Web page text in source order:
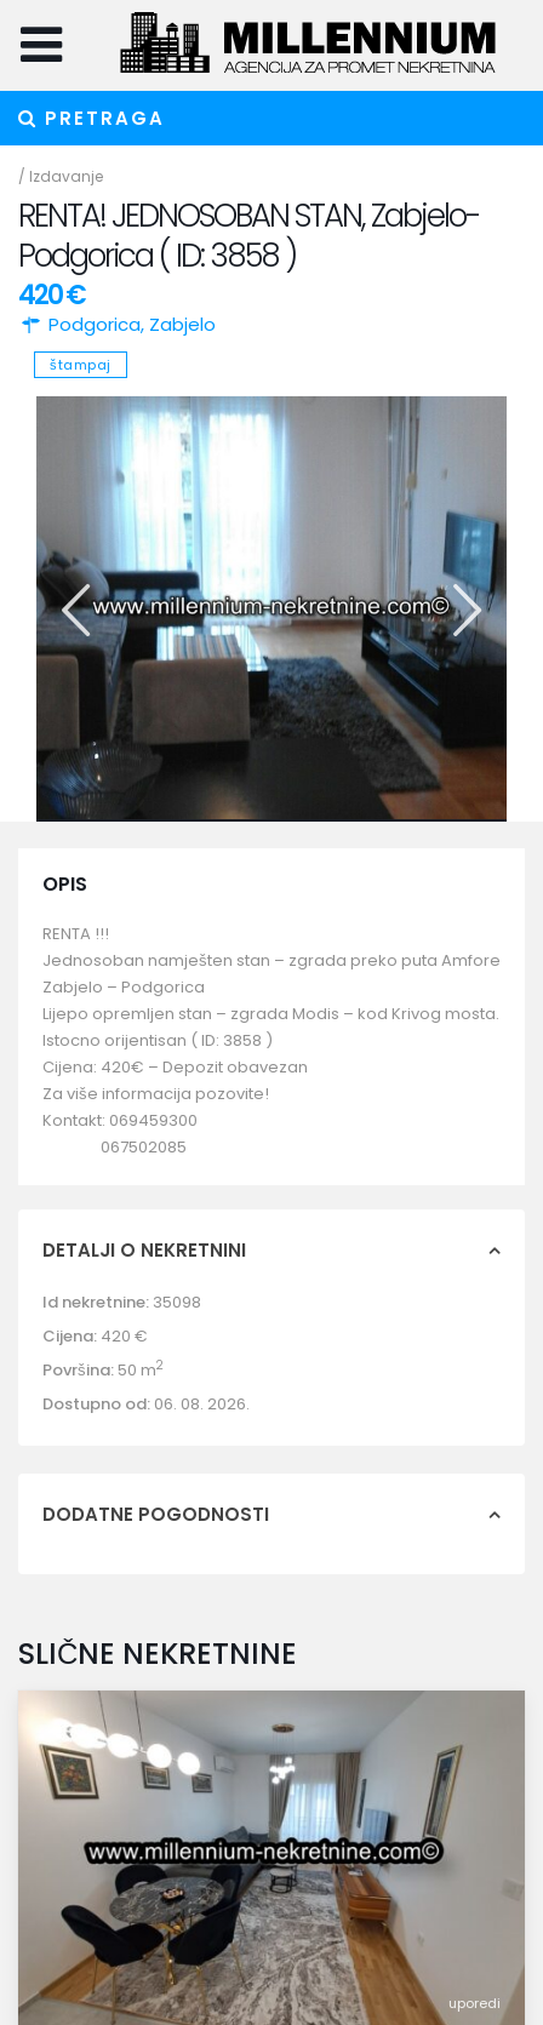
PRETRAGA
/ Izdavanje
RENTA! JEDNOSOBAN STAN, Zabjelo-
Podgorica ( ID: 3858 )
420 €
Podgorica, Zabjelo
štampaj
OPIS
RENTA !!!
Jednosoban namješten stan – zgrada preko puta Amfore
Zabjelo – Podgorica
Lijepo opremljen stan – zgrada Modis – kod Krivog mosta.
Istocno orijentisan ( ID: 3858 )
Cijena: 420€ – Depozit obavezan
Za više informacija pozovite!
Kontakt: 069459300
067502085
DETALJI O NEKRETNINI
Id nekretnine: 35098
Cijena: 420 €
Površina: 50 m2
Dostupno od: 06. 08. 2026.
DODATNE POGODNOSTI
SLIČNE NEKRETNINE
uporedi